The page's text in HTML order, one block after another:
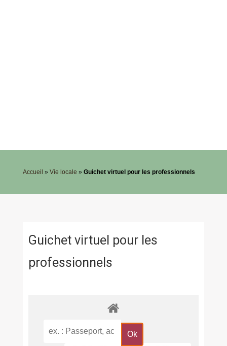
Accueil » Vie locale » Guichet virtuel pour les professionnels
Guichet virtuel pour les
professionnels